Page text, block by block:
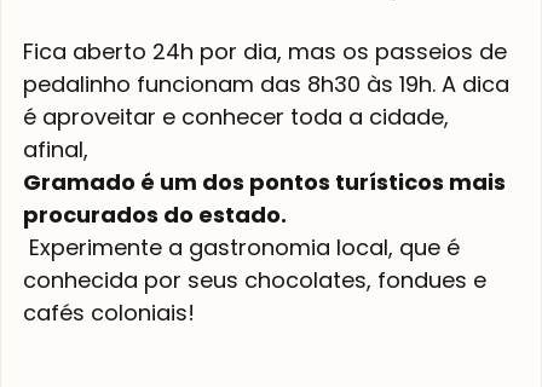
Fica aberto 24h por dia, mas os passeios de
pedalinho funcionam das 8h30 às 19h. A dica
é aproveitar e conhecer toda a cidade,
afinal,
Gramado é um dos pontos turísticos mais
procurados do estado.
conhecida por seus chocolates, fondues e
cafés coloniais!